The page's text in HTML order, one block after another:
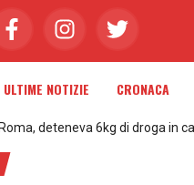
ULTIME NOTIZIE CRONACA
deteneva 6kg di droga in